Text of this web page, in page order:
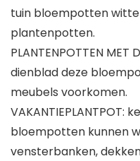
tuin bloempotten
plantenpotten.
PLANTENPOTTEN
dienblad deze
meubels voorkomen.
bloempotten kunnen
vensterbanken,